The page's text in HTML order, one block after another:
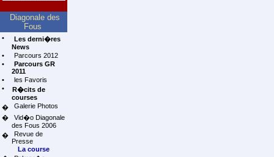
Diagonale des
Fous
•
Les derni�res
News
•
Parcours 2012
•
Parcours GR
2011
•
les Favoris
•
R�cits de
courses
�
Galerie Photos
�
Vid�o Diagonale
des Fous 2006
�
Revue de
Presse
La course